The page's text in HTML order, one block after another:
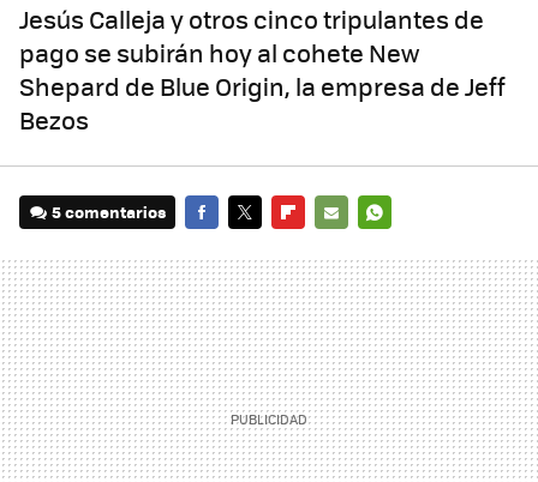
Jesús Calleja y otros cinco tripulantes de
pago se subirán hoy al cohete New
Shepard de Blue Origin, la empresa de Jeff
Bezos
5 comentarios
MAIL